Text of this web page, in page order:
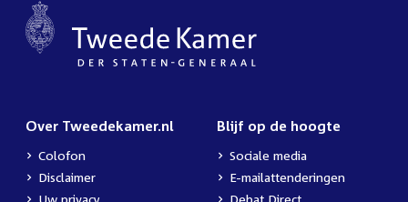
Over Tweedekamer.nl
Colofon
Disclaimer
Uw privacy
Blijf op de hoogte
Sociale media
E-mailattenderingen
Debat Direct